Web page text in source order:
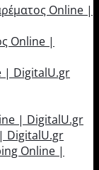
Online |
Online |
| DigitalU.gr
| DigitalU.gr
DigitalU.gr
Online |